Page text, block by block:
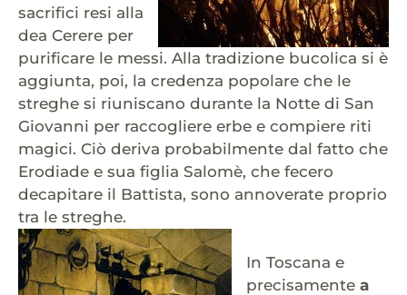
sacrifici resi alla
dea Cerere per
purificare le messi. Alla tradizione bucolica si è
aggiunta, poi, la credenza popolare che le
streghe si riuniscano durante la Notte di San
Giovanni per raccogliere erbe e compiere riti
magici. Ciò deriva probabilmente dal fatto che
Erodiade e sua figlia Salomè, che fecero
decapitare il Battista, sono annoverate proprio
tra le streghe.
In Toscana e
precisamente a